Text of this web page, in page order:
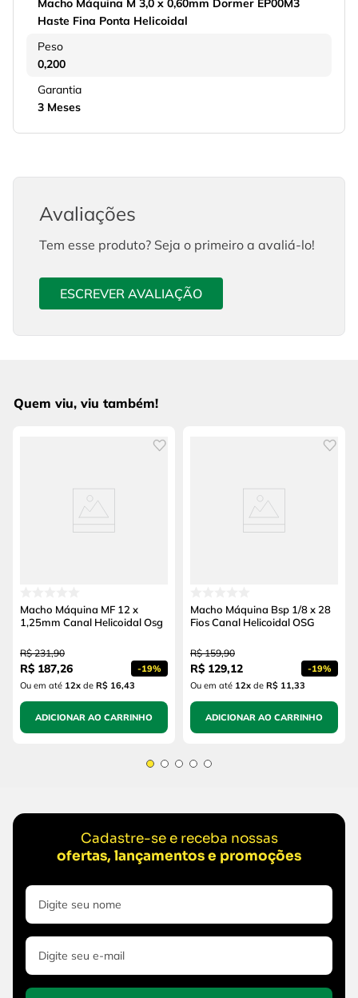
Macho Máquina M 3,0 x 0,60mm Dormer EP00M3
Haste Fina Ponta Helicoidal
Peso
0,200
Garantia
3 Meses
Avaliações
Tem esse produto? Seja o primeiro a avaliá-lo!
ESCREVER AVALIAÇÃO
Quem viu, viu também!
Macho Máquina MF 12 x
1,25mm Canal Helicoidal Osg
R$ 231,90
R$ 187,26 -19%
Ou em até 12x de R$ 16,43
ADICIONAR AO CARRINHO
Macho Máquina Bsp 1/8 x 28
Fios Canal Helicoidal OSG
R$ 159,90
R$ 129,12 -19%
Ou em até 12x de R$ 11,33
ADICIONAR AO CARRINHO
Cadastre-se e receba nossas
ofertas, lançamentos e promoções